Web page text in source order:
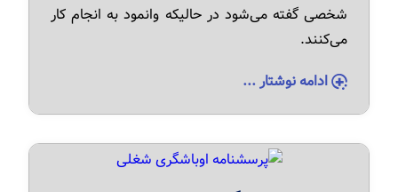
شخصی گفته می‌شود در حالیکه وانمود به انجام کار
می‌کنند.
ادامه نوشتار ...